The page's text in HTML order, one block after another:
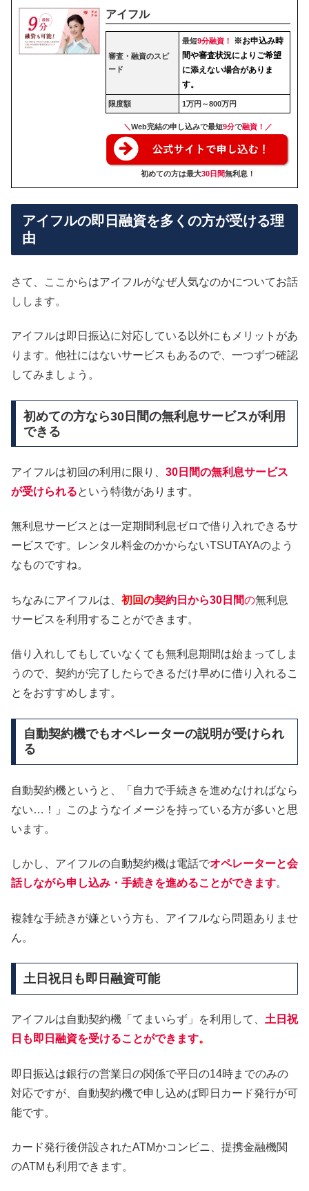
アイフル
審査・融資のスピ
ード
最短9分融資！
※お申込み時
間や審査状況によりご希望
に添えない場合がありま
す。
限度額 1万円～800万円
＼Web完結の申し込みで最短9分で融資！／
初めての方は最大30日間無利息！
アイフルの即日融資を多くの方が受ける理
由
さて、ここからはアイフルがなぜ人気なのかについてお話
しします。
アイフルは即日振込に対応している以外にもメリットがあ
ります。他社にはないサービスもあるので、一つずつ確認
してみましょう。
初めての方なら30日間の無利息サービスが利用
できる
アイフルは初回の利用に限り、 30日間の無利息サービス
が受けられるという特徴があります。
無利息サービスとは一定期間利息ゼロで借り入れできるサ
ービスです。レンタル料金のかからないTSUTAYAのよう
なものですね。
ちなみにアイフルは、 初回の契約日から30日間の無利息
サービスを利用することができます。
借り入れしてもしていなくても無利息期間は始まってしま
うので、契約が完了したらできるだけ早めに借り入れるこ
とをおすすめします。
自動契約機でもオペレーターの説明が受けられ
る
自動契約機というと、「自力で手続きを進めなければなら
ない…！」このようなイメージを持っている方が多いと思
います。
しかし、アイフルの自動契約機は電話でオペレーターと会
話しながら申し込み・手続きを進めることができます。
複雑な手続きが嫌という方も、アイフルなら問題ありませ
ん。
土日祝日も即日融資可能
アイフルは自動契約機「てまいらず」を利用して、 土日祝
日も即日融資を受けることができます。
即日振込は銀行の営業日の関係で平日の14時までのみの
対応ですが、自動契約機で申し込めば即日カード発行が可
能です。
カード発行後併設されたATMかコンビニ、提携金融機関
のATMも利用できます。